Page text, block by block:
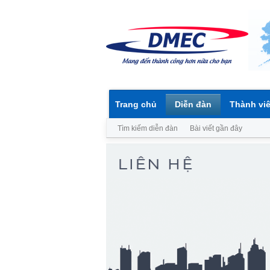
Trang chủ Diễn đàn
Tìm kiếm diễn đàn Bài viết gần đây
Thành